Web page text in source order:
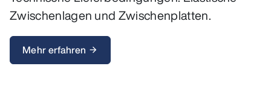
Zwischenlagen und Zwischenplatten.
Mehr erfahren arrow_forward